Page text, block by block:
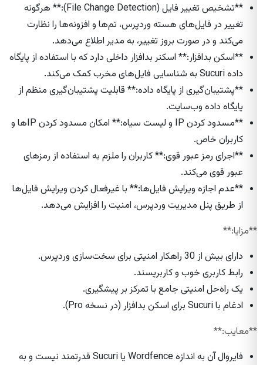
**تشخیص تغییر فایل (File Change Detection):** هرگونه
تغییر در فایل‌های هسته وردپرس، تم‌ها و افزونه‌ها را نظارت
می‌کند و در صورت بروز تغییر، به مدیر اطلاع می‌دهد.
**اسکن بدافزار:** اسکنر بدافزار داخلی دارد که با استفاده از پایگاه
داده Sucuri به شناسایی فایل‌های مخرب کمک می‌کند.
**پشتیبان‌گیری از پایگاه داده:** قابلیت پشتیبان‌گیری منظم از
پایگاه داده وب‌سایت.
**مسدود کردن IP و لیست سیاه:** امکان مسدود کردن IP‌ها و
کاربران خاص.
**اجرای رمز عبور قوی:** کاربران را ملزم به استفاده از رمزهای
عبور قوی می‌کند.
**عدم اجازه ویرایش فایل‌ها:** با غیرفعال کردن ویرایش فایل‌ها
از طریق پنل مدیریت وردپرس، امنیت را افزایش می‌دهد.
**مزایا:**
دارای بیش از 30 راهکار امنیتی برای سخت‌سازی وردپرس.
رابط کاربری خوب و کاربرپسند.
یک راه‌حل امنیتی جامع با تمرکز بر پیشگیری.
ادغام با Sucuri برای اسکن بدافزار (در نسخه Pro).
**معایب:**
فایروال آن به اندازه Wordfence یا Sucuri قدرتمند نیست و به